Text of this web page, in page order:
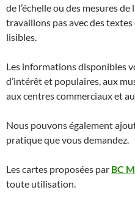
de l’échelle ou des mesures
travaillons pas avec des
lisibles.
Les informations disponibles
d’intérêt et populaires, aux
aux centres commerciaux et
Nous pouvons également
pratique que vous demandez.
Les cartes proposées par BC
toute utilisation.